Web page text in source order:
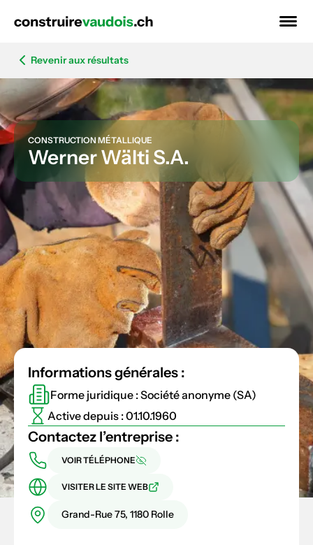
Revenir aux résultats
CONSTRUCTION MÉTALLIQUE
Werner Wälti S.A.
Informations générales :
Forme juridique : Société anonyme (SA)
Active depuis : 01.10.1960
Contactez l’entreprise :
VOIR TÉLÉPHONE
VISITER LE SITE WEB
Grand-Rue 75, 1180 Rolle